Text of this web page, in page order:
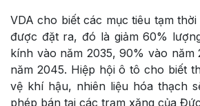
VDA cho biết các mục tiêu tạm
được đặt ra, đó là giảm 60%
kính vào năm 2035, 90% vào năm
năm 2045. Hiệp hội ô tô cho biết
vệ khí hậu, nhiên liệu hóa thạch
phép bán tại các trạm xăng của